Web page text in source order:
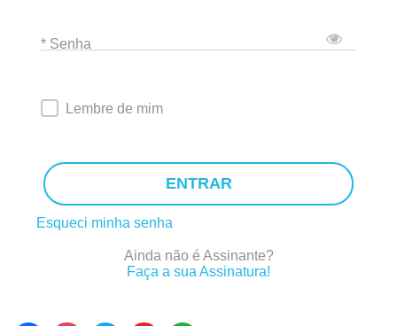
* Senha
Lembre de mim
ENTRAR
Esqueci minha senha
Ainda não é Assinante?
Faça a sua Assinatura!